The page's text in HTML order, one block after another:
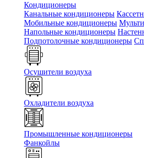
Кондиционеры
Канальные кондиционеры
Мобильные кондиционеры
Напольные кондиционеры
Подпотолочные кондиционеры
Осушители воздуха
Охладители воздуха
Промышленные кондиционеры
Фанкойлы